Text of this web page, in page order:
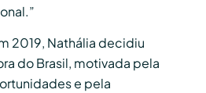
2019, Nathália decidiu
do Brasil, motivada pela
e pela